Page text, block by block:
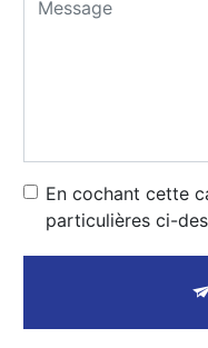
En cochant cette
particulières ci-